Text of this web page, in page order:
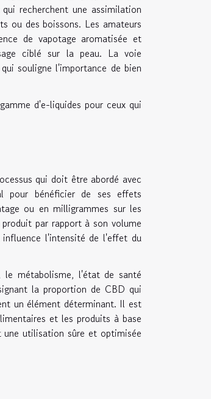
recherchent une assimilation
ou des boissons. Les amateurs
de vapotage aromatisée et
ciblé sur la peau. La voie
souligne l'importance de bien
d'e-liquides pour ceux qui
qui doit être abordé avec
pour bénéficier de ses effets
ou en milligrammes sur les
par rapport à son volume
l'intensité de l'effet du
le métabolisme, l'état de santé
la proportion de CBD qui
un élément déterminant. Il est
et les produits à base
une utilisation sûre et optimisée